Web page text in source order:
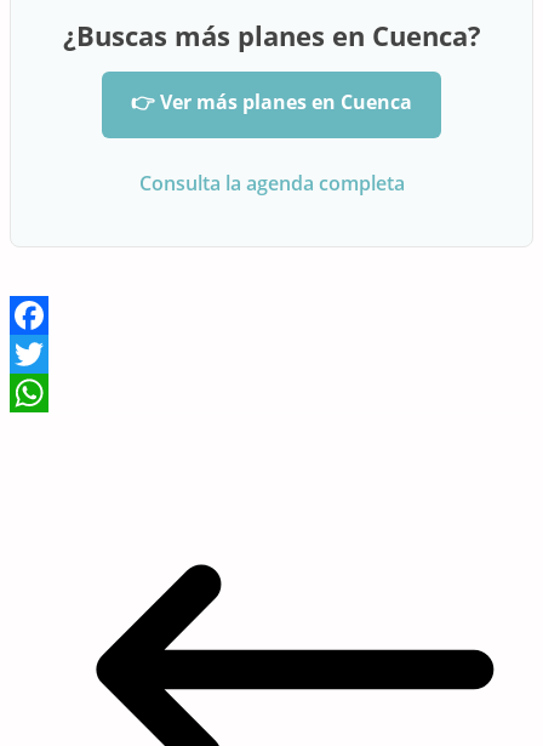
¿Buscas más planes en Cuenca?
👉 Ver más planes en Cuenca
Consulta la agenda completa
Facebook
Twitter